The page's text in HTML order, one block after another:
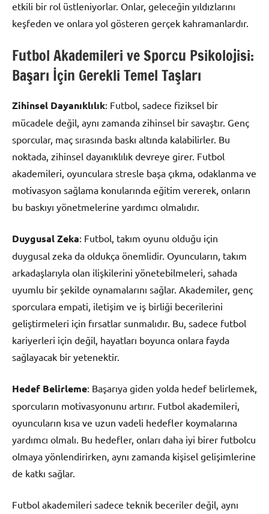
etkili bir rol üstleniyorlar. Onlar, geleceğin yıldızlarını
keşfeden ve onlara yol gösteren gerçek kahramanlardır.
Futbol Akademileri ve Sporcu Psikolojisi:
Başarı İçin Gerekli Temel Taşları
Zihinsel Dayanıklılık: Futbol, sadece fiziksel bir
mücadele değil, aynı zamanda zihinsel bir savaştır. Genç
sporcular, maç sırasında baskı altında kalabilirler. Bu
noktada, zihinsel dayanıklılık devreye girer. Futbol
akademileri, oyunculara stresle başa çıkma, odaklanma ve
motivasyon sağlama konularında eğitim vererek, onların
bu baskıyı yönetmelerine yardımcı olmalıdır.
Duygusal Zeka: Futbol, takım oyunu olduğu için
duygusal zeka da oldukça önemlidir. Oyuncuların, takım
arkadaşlarıyla olan ilişkilerini yönetebilmeleri, sahada
uyumlu bir şekilde oynamalarını sağlar. Akademiler, genç
sporculara empati, iletişim ve iş birliği becerilerini
geliştirmeleri için fırsatlar sunmalıdır. Bu, sadece futbol
kariyerleri için değil, hayatları boyunca onlara fayda
sağlayacak bir yetenektir.
Hedef Belirleme: Başarıya giden yolda hedef belirlemek,
sporcuların motivasyonunu artırır. Futbol akademileri,
oyuncuların kısa ve uzun vadeli hedefler koymalarına
yardımcı olmalı. Bu hedefler, onları daha iyi birer futbolcu
olmaya yönlendirirken, aynı zamanda kişisel gelişimlerine
de katkı sağlar.
Futbol akademileri sadece teknik beceriler değil, aynı